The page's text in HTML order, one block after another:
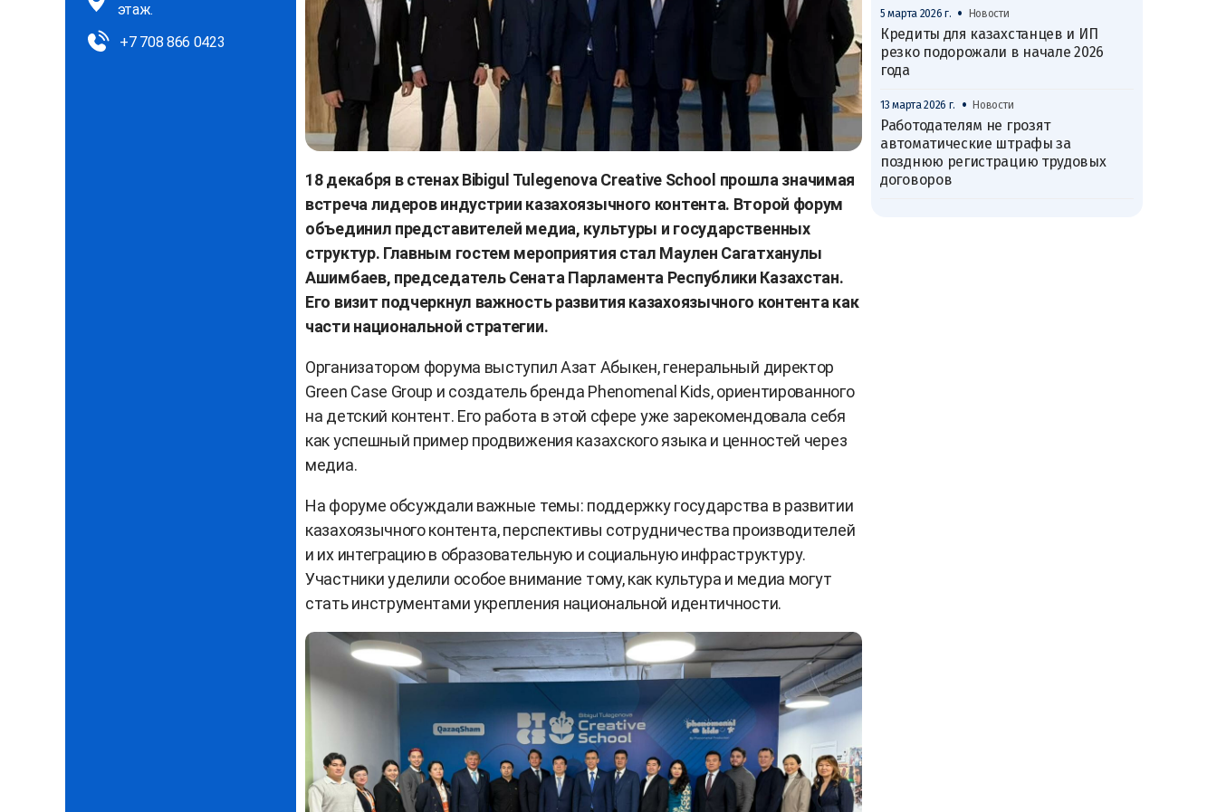
этаж.
+7 708 866 0423
18 декабря в стенах Bibigul Tulegenova Creative School прошла значимая
встреча лидеров индустрии казахоязычного контента. Второй форум
объединил представителей медиа, культуры и государственных
структур. Главным гостем мероприятия стал Маулен Сагатханулы
Ашимбаев, председатель Сената Парламента Республики Казахстан.
Его визит подчеркнул важность развития казахоязычного контента как
части национальной стратегии.
Организатором форума выступил Азат Абыкен, генеральный директор
Green Case Group и создатель бренда Phenomenal Kids, ориентированного
на детский контент. Его работа в этой сфере уже зарекомендовала себя
как успешный пример продвижения казахского языка и ценностей через
медиа.
На форуме обсуждали важные темы: поддержку государства в развитии
казахоязычного контента, перспективы сотрудничества производителей
и их интеграцию в образовательную и социальную инфраструктуру.
Участники уделили особое внимание тому, как культура и медиа могут
стать инструментами укрепления национальной идентичности.
5 марта 2026 г. • Новости
Кредиты для казахстанцев и ИП
резко подорожали в начале 2026
года
13 марта 2026 г. • Новости
Работодателям не грозят
автоматические штрафы за
позднюю регистрацию трудовых
договоров